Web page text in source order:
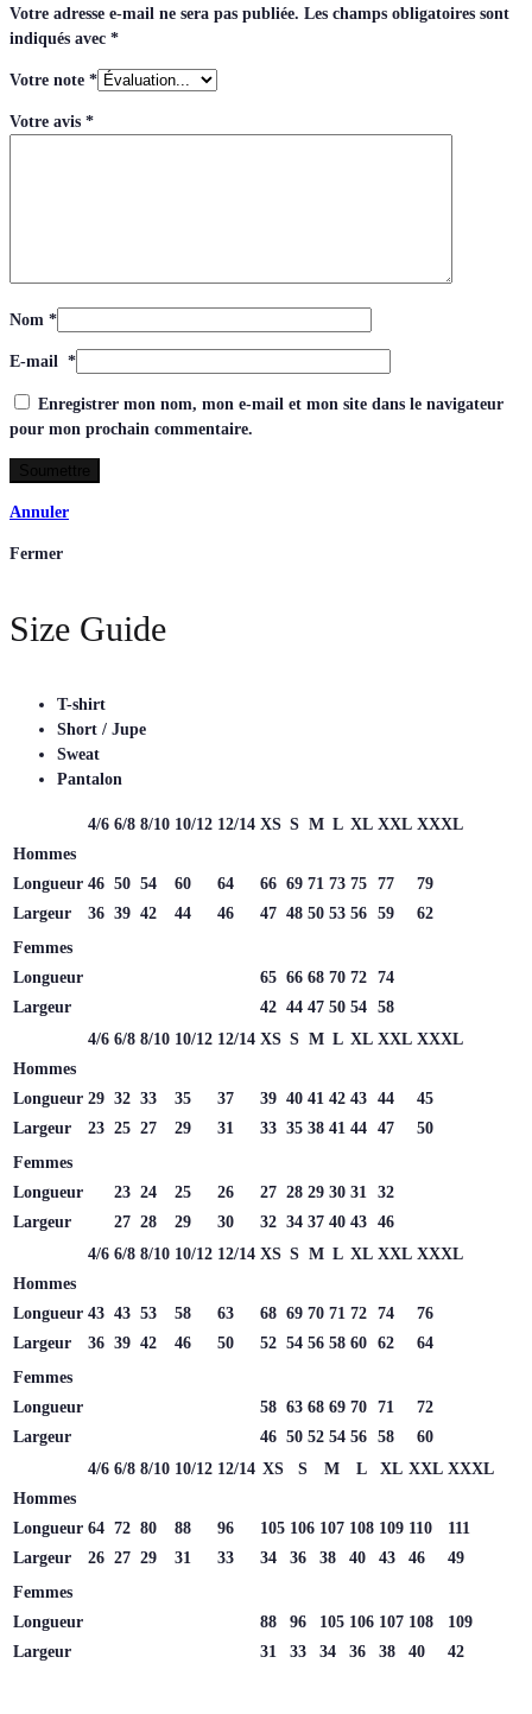
Votre adresse e-mail ne sera pas publiée. Les champs obligatoires sont
indiqués avec *
Votre note *
Votre avis *
Nom *
E-mail *
Enregistrer mon nom, mon e-mail et mon site dans le navigateur
pour mon prochain commentaire.
Annuler
Fermer
Size Guide
T-shirt
Short / Jupe
Sweat
Pantalon
4/6 6/8 8/10 10/12 12/14 XS S M L XL XXL XXXL
Hommes
Longueur 46 50 54 60 64 66 69 71 73 75 77
79
Largeur
36 39 42 44 46 47 48 50 53 56 59
62
Femmes
Longueur
65 66 68 70 72 74
Largeur
42 44 47 50 54 58
4/6 6/8 8/10 10/12 12/14 XS S M L XL XXL XXXL
Hommes
Longueur 29 32 33 35 37 39 40 41 42 43 44
45
Largeur
23 25 27 29 31 33 35 38 41 44 47
50
Femmes
Longueur
23 24 25 26 27 28 29 30 31
32
Largeur
27 28 29 30 32 34 37 40 43 46
4/6 6/8 8/10 10/12 12/14 XS S M L XL XXL XXXL
Hommes
Longueur 43 43 53 58 63 68 69 70 71 72 74
76
Largeur
36 39 42 46 50 52 54 56 58 60 62
64
Femmes
Longueur
58 63 68 69 70 71
72
Largeur
46 50 52 54 56 58
60
4/6 6/8 8/10 10/12 12/14 XS S M L XL XXL XXXL
Hommes
Longueur 64 72 80 88 96 105 106 107 108 109 110
111
Largeur
26 27 29 31 33 34 36 38 40 43 46
49
Femmes
Longueur
88 96 105 106 107 108
109
Largeur
31 33 34 36 38 40 42